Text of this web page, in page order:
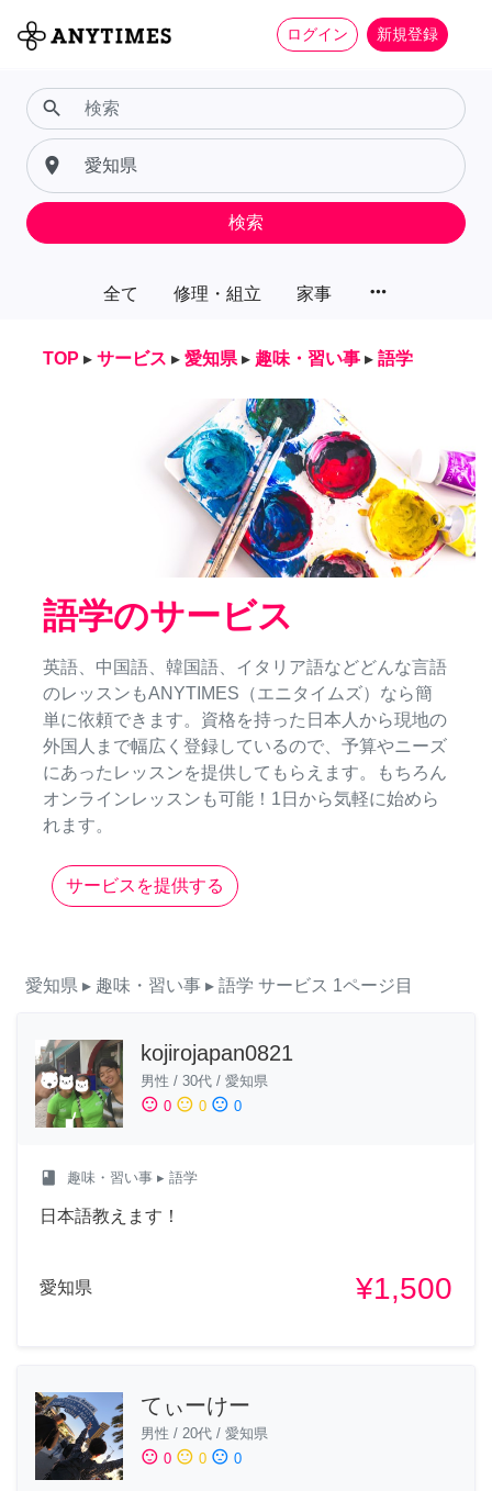
ログイン 新規登録
全て 修理・組立 家事 more_horiz
search
place
検索
TOP ▸ サービス ▸ 愛知県 ▸ 趣味・習い事 ▸ 語学
語学のサービス
英語、中国語、韓国語、イタリア語などどんな言語
のレッスンもANYTIMES（エニタイムズ）なら簡
単に依頼できます。資格を持った日本人から現地の
外国人まで幅広く登録しているので、予算やニーズ
にあったレッスンを提供してもらえます。もちろん
オンラインレッスンも可能！1日から気軽に始めら
れます。
サービスを提供する
愛知県 ▸ 趣味・習い事 ▸ 語学 サービス 1ページ目
kojirojapan0821
男性 / 30代 / 愛知県
sentiment_satisfied 0 sentiment_neutral 0 sentiment_dissatisfied 0
class 趣味・習い事 ▸ 語学
日本語教えます！
愛知県 ¥1,500
てぃーけー
男性 / 20代 / 愛知県
sentiment_satisfied 0 sentiment_neutral 0 sentiment_dissatisfied 0